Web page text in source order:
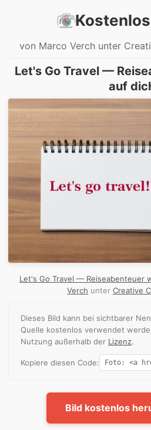
von Marco Verch unter
Let's Go Travel —
auf
Let's Go Travel — Reiseabenteuer
Verch unter Creative
Dieses Bild kann bei sichtbarer
Quelle kostenlos verwendet
Nutzung außerhalb der Lizenz.
Kopiere diesen Code:
Bild kostenlos